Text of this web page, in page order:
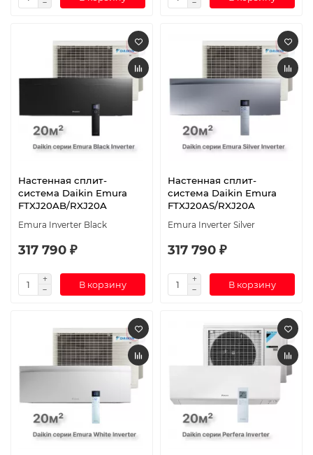
Настенная сплит-
система Daikin Emura
FTXJ20AB/RXJ20A
Emura Inverter Black
317 790 ₽
В корзину
Настенная сплит-
система Daikin Emura
FTXJ20AS/RXJ20A
Emura Inverter Silver
317 790 ₽
В корзину